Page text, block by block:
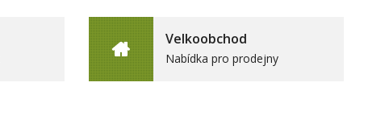
Velkoobchod
Nabídka pro prodejny